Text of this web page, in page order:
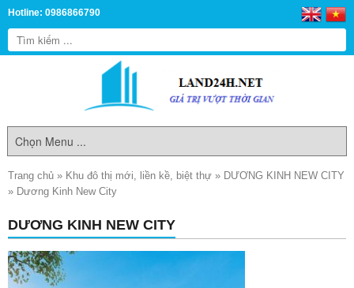
Hotline: 0986866790
Trang chủ » Khu đô thị mới, liền kề, biệt thự » DƯƠNG KINH NEW CITY
» Dương Kinh New City
DƯƠNG KINH NEW CITY